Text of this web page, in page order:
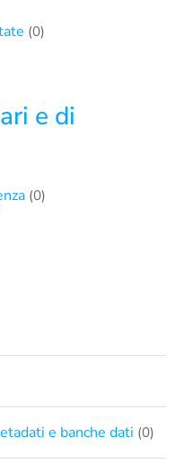
(0)
e di
(0)
e banche dati (0)